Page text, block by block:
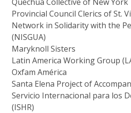
Provincial Council Clerics of St.
Network in Solidarity with the
(NISGUA)
Maryknoll Sisters
Latin America Working Group
Oxfam América
Santa Elena Project of
Servicio Internacional para los
(ISHR)